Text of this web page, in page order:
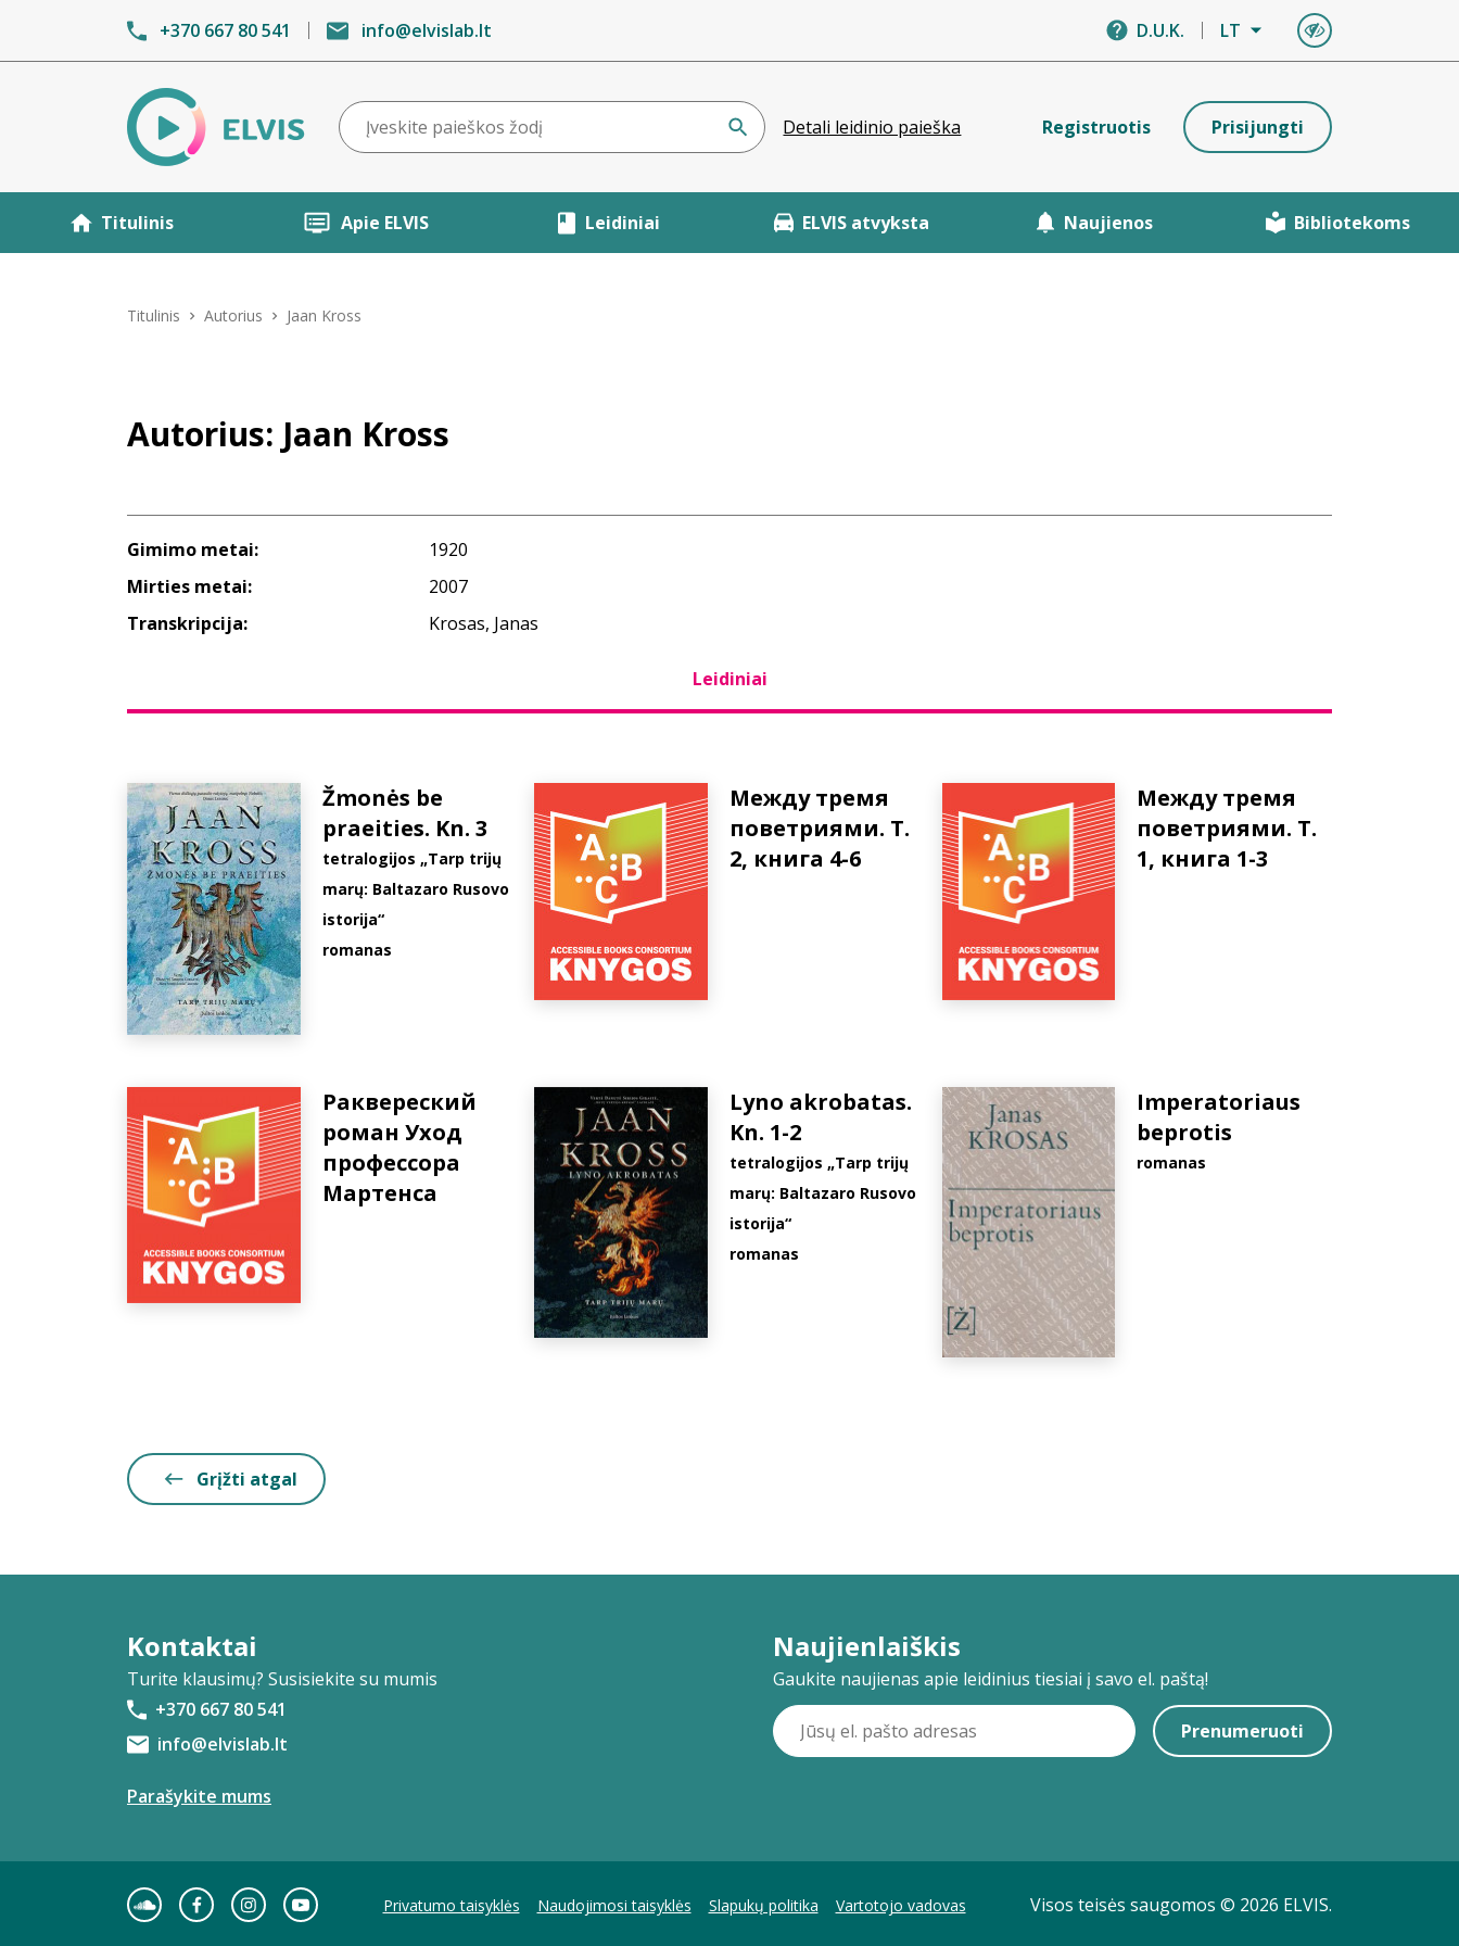
+370 667 80 541 info@elvislab.lt D.U.K. LT
Detali leidinio paieška Registruotis Prisijungti
Titulinis Apie ELVIS Leidiniai ELVIS atvyksta Naujienos Bibliotekoms
Titulinis Autorius Jaan Kross
Autorius: Jaan Kross
Gimimo metai:
1920
Mirties metai:
2007
Transkripcija:
Krosas, Janas
Leidiniai
Žmonės be
praeities. Kn. 3
tetralogijos „Tarp trijų
marų: Baltazaro Rusovo
istorija“
romanas
Между тремя
поветриями. Т.
2, книга 4-6
Между тремя
поветриями. Т.
1, книга 1-3
Раквереский
роман Уход
профессора
Мартенса
Lyno akrobatas.
Kn. 1-2
tetralogijos „Tarp trijų
marų: Baltazaro Rusovo
istorija“
romanas
Imperatoriaus
beprotis
romanas
Grįžti atgal
Kontaktai
Turite klausimų? Susisiekite su mumis
+370 667 80 541
info@elvislab.lt
Parašykite mums
Naujienlaiškis
Gaukite naujienas apie leidinius tiesiai į savo el. paštą!
Prenumeruoti
Visos teisės saugomos © 2026 ELVIS.
Privatumo taisyklės Naudojimosi taisyklės Slapukų politika Vartotojo vadovas